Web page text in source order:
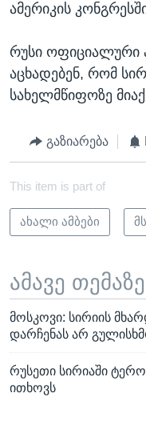
ამერიკის
რუსი ოფიციალური
აცხადებენ, რომ
სახელმწიფოზე
გაზიარება
This item is part of
ახალი ამბები
ამავე თემაზე
მოსკოვი: სირიის
დარჩენას არ
რუსეთი სირიაში
ითხოვს